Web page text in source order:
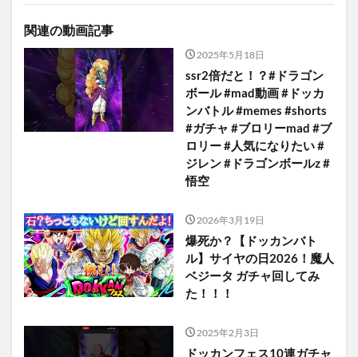
関連の動画記事
2025年5月18日
ssr2倍だと！？#ドラゴン
ボール #mad動画 #ドッカ
ンバトル #memes #shorts
#ガチャ #ブロリーmad #ブ
ロリー #人気になりたい #
ジレン #ドラゴンボールz #
悟空
2026年3月19日
爆死か？【ドッカンバト
ル】サイヤの日2026！魔人
ベジータ ガチャ回してみ
た！！！
2025年2月3日
ドッカンフェス10連ガチャ